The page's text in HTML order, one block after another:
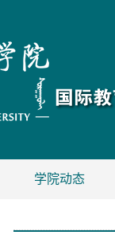
学院动态